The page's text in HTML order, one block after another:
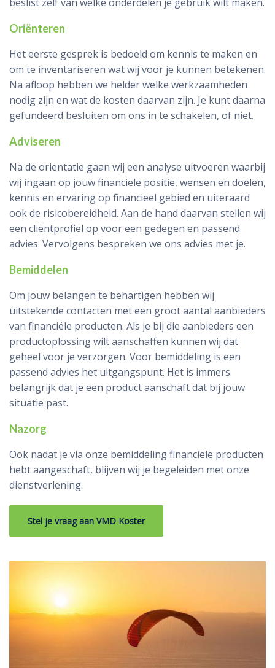
Oriënteren
Het eerste gesprek is bedoeld om kennis te maken en
om te inventariseren wat wij voor je kunnen betekenen.
Na afloop hebben we helder welke werkzaamheden
nodig zijn en wat de kosten daarvan zijn. Je kunt daarna
gefundeerd besluiten om ons in te schakelen, of niet.
Adviseren
Na de oriëntatie gaan wij een analyse uitvoeren waarbij
wij ingaan op jouw financiële positie, wensen en doelen,
kennis en ervaring op financieel gebied en uiteraard
ook de risicobereidheid. Aan de hand daarvan stellen wij
een cliëntprofiel op voor een gedegen en passend
advies. Vervolgens bespreken we ons advies met je.
Bemiddelen
Om jouw belangen te behartigen hebben wij
uitstekende contacten met een groot aantal aanbieders
van financiële producten. Als je bij die aanbieders een
productoplossing wilt aanschaffen kunnen wij dat
geheel voor je verzorgen. Voor bemiddeling is een
passend advies het uitgangspunt. Het is immers
belangrijk dat je een product aanschaft dat bij jouw
situatie past.
Nazorg
Ook nadat je via onze bemiddeling financiële producten
hebt aangeschaft, blijven wij je begeleiden met onze
dienstverlening.
Stel je vraag aan VMD Koster